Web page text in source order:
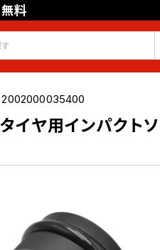
料
ログイン お気に入り
ヤ用インパクト